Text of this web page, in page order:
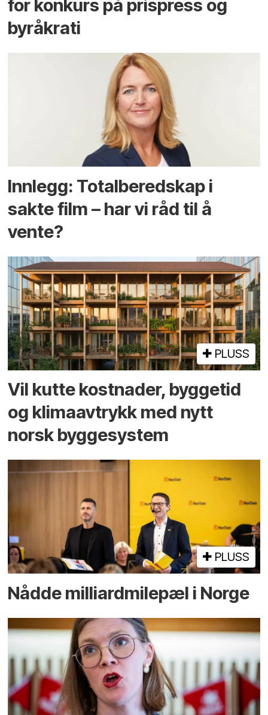
for konkurs på prispress og
byråkrati
Innlegg: Totalberedskap i
sakte film – har vi råd til å
vente?
PLUSS
Vil kutte kostnader, byggetid
og klima­avtrykk med nytt
norsk bygge­system
PLUSS
Nådde milliard­­milepæl i Norge